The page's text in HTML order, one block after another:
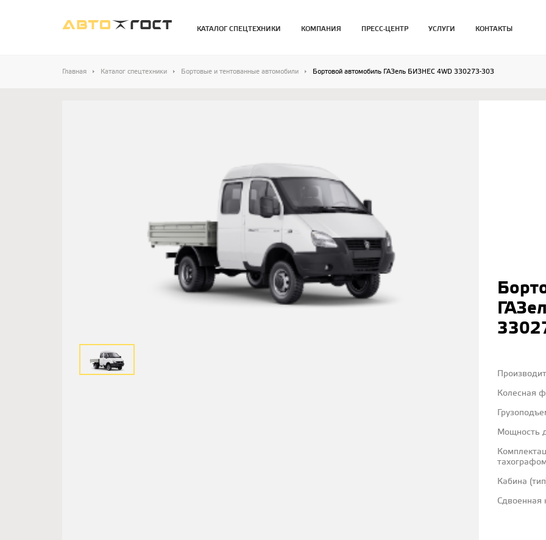
КАТАЛОГ СПЕЦТЕХНИКИ КОМПАНИЯ ПРЕСС-ЦЕНТР УСЛУГИ КОНТАКТЫ
Главная Каталог спецтехники Бортовые и тентованные автомобили Бортовой автомобиль ГАЗель БИЗНЕС 4WD 330273-303
Колесная
Мощность
Кабина
Сдвоенная